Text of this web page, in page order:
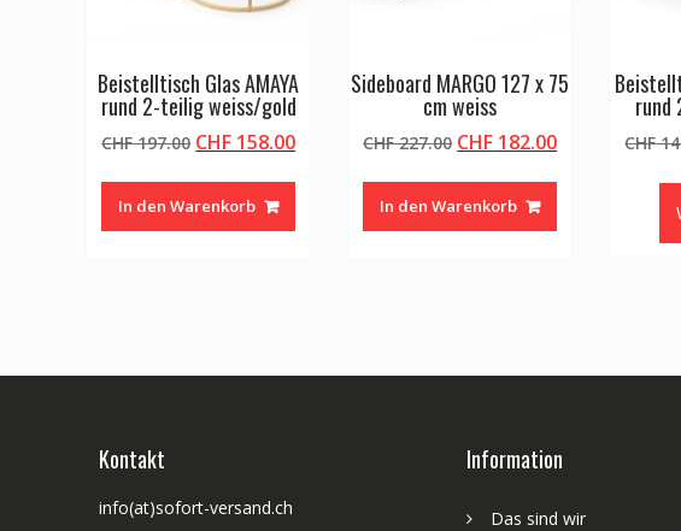
Beistelltisch Glas AMAYA
rund 2-teilig weiss/gold
CHF197.00 Ursprünglicher
war:
CHF 197.00
CHF 158.00Aktueller
CHF 158.00.
In den Warenkorb
Sideboard MARGO 127 x 75
cm weiss
CHF227.00 Ursprünglicher
war:
CHF 227.00
CHF 182.00Aktueller
In den Warenkorb
rund
CHF
Kontakt
info(at)sofort-versand.ch
Information
Das sind wir